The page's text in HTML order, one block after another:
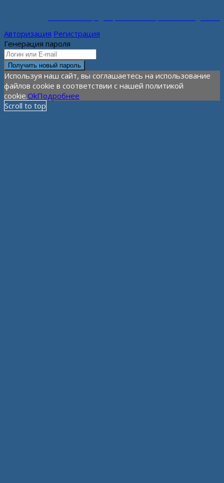
Авторизация Регистрация
Генерация пароля
Используя наш сайт, вы соглашаетесь на использование
файлов cookie в соответствии с нашей политикой
cookie.OkПодробнее
Scroll to top